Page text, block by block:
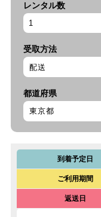
レンタル数
受取方法
都道府県
到着予定日
ご利用期間
返送日